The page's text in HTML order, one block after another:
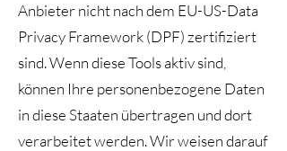
Anbieter nicht nach dem EU-US-Data
Privacy Framework (DPF) zertifiziert
sind. Wenn diese Tools aktiv sind,
können Ihre personenbezogene Daten
in diese Staaten übertragen und dort
verarbeitet werden. Wir weisen darauf